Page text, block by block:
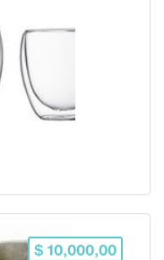
$ 10,000,00